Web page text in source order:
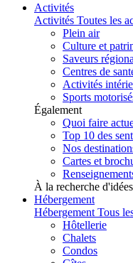
Activités
Activités Toutes les
Plein air
Culture et
Saveurs
Centres de
Activités
Sports
Également
Quoi faire
Top 10 des
Nos
Cartes et
À la recherche
Hébergement
Hébergement Tous
Hôtellerie
Chalets
Condos